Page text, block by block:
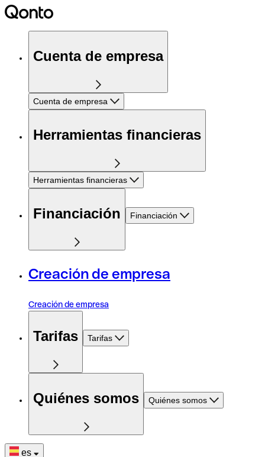
Cuenta de empresa
Cuenta de empresa
Herramientas financieras
Herramientas financieras
Financiación Financiación
Creación de empresa
Creación de empresa
Tarifas Tarifas
Quiénes somos Quiénes somos
es